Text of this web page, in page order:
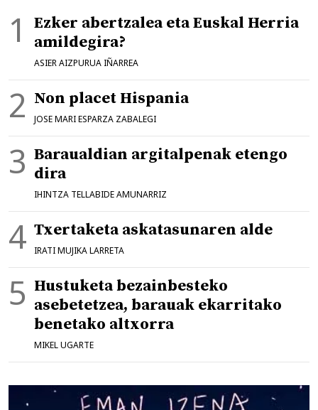
Ezker abertzalea eta Euskal Herria
amildegira?
ASIER AIZPURUA IÑARREA
Non placet Hispania
JOSE MARI ESPARZA ZABALEGI
Baraualdian argitalpenak etengo
dira
IHINTZA TELLABIDE AMUNARRIZ
Txertaketa askatasunaren alde
IRATI MUJIKA LARRETA
Hustuketa bezainbesteko
asebetetzea, barauak ekarritako
benetako altxorra
MIKEL UGARTE